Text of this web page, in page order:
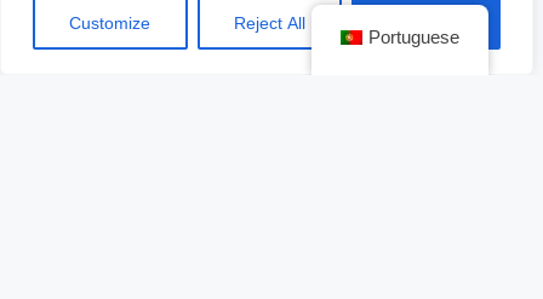
Customize Reject All
directos al borde de la barra para acceder a las
aplicaciones con una sola mano.
Portuguese